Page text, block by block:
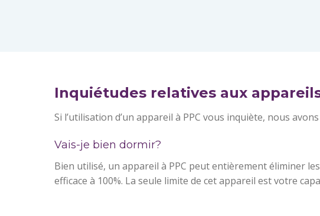
Inquiétudes relatives aux
Si l’utilisation d’un appareil à PPC vous inquiète, nous
Vais-je bien dormir?
Bien utilisé, un appareil à PPC peut entièrement éliminer
efficace à 100%. La seule limite de cet appareil est votre